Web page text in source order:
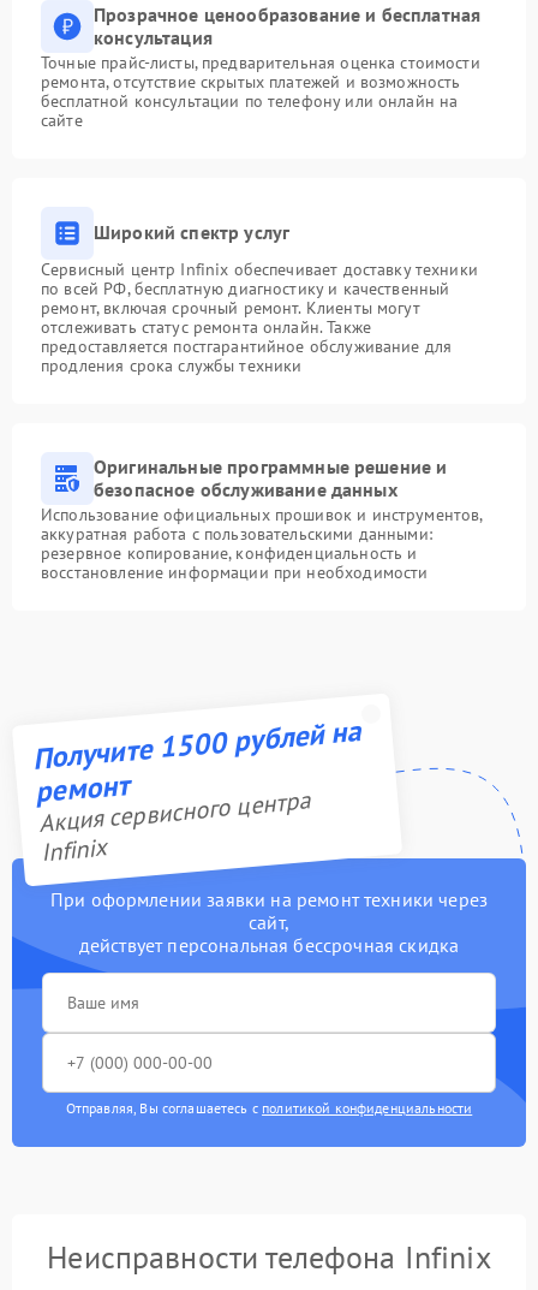
Прозрачное ценообразование и бесплатная
консультация
Точные прайс-листы, предварительная оценка стоимости
ремонта, отсутствие скрытых платежей и возможность
бесплатной консультации по телефону или онлайн на
сайте
Широкий спектр услуг
Сервисный центр Infinix обеспечивает доставку техники
по всей РФ, бесплатную диагностику и качественный
ремонт, включая срочный ремонт. Клиенты могут
отслеживать статус ремонта онлайн. Также
предоставляется постгарантийное обслуживание для
продления срока службы техники
Оригинальные программные решение и
безопасное обслуживание данных
Использование официальных прошивок и инструментов,
аккуратная работа с пользовательскими данными:
резервное копирование, конфиденциальность и
восстановление информации при необходимости
Получите 1500 рублей на
ремонт
Акция сервисного центра
Infinix
При оформлении заявки на ремонт техники через
сайт,
действует персональная бессрочная скидка
Отправляя, Вы соглашаетесь с политикой конфиденциальности
Неисправности телефона Infinix